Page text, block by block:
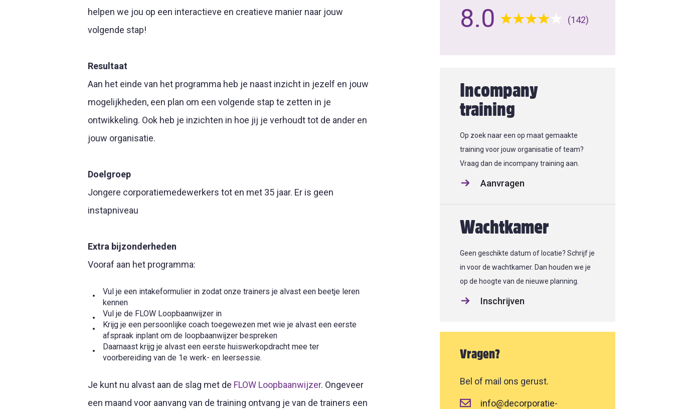
helpen we jou op een interactieve en creatieve manier naar jouw
volgende stap!
Resultaat
Aan het einde van het programma heb je naast inzicht in jezelf en jouw
mogelijkheden, een plan om een volgende stap te zetten in je
ontwikkeling. Ook heb je inzichten in hoe jij je verhoudt tot de ander en
jouw organisatie.
Doelgroep
Jongere corporatiemedewerkers tot en met 35 jaar. Er is geen
instapniveau
Extra bijzonderheden
Vooraf aan het programma:
Vul je een intakeformulier in zodat onze trainers je alvast een beetje leren
kennen
Vul je de FLOW Loopbaanwijzer in
Krijg je een persoonlijke coach toegewezen met wie je alvast een eerste
afspraak inplant om de loopbaanwijzer bespreken
Daarnaast krijg je alvast een eerste huiswerkopdracht mee ter
voorbereiding van de 1e werk- en leersessie.
Je kunt nu alvast aan de slag met de FLOW Loopbaanwijzer. Ongeveer
een maand voor aanvang van de training ontvang je van de trainers een
8.0 (142)
Incompany
training
Op zoek naar een op maat gemaakte
training voor jouw organisatie of team?
Vraag dan de incompany training aan.
Aanvragen
Wachtkamer
Geen geschikte datum of locatie? Schrijf je
in voor de wachtkamer. Dan houden we je
op de hoogte van de nieuwe planning.
Inschrijven
Vragen?
Bel of mail ons gerust.
info@decorporatie-